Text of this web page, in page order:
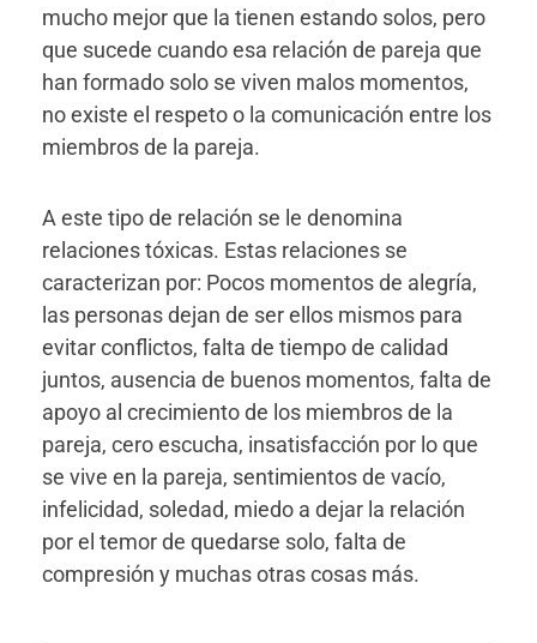
mucho mejor que la tienen estando solos, pero
que sucede cuando esa relación de pareja que
han formado solo se viven malos momentos,
no existe el respeto o la comunicación entre los
miembros de la pareja.
A este tipo de relación se le denomina
relaciones tóxicas. Estas relaciones se
caracterizan por: Pocos momentos de alegría,
las personas dejan de ser ellos mismos para
evitar conflictos, falta de tiempo de calidad
juntos, ausencia de buenos momentos, falta de
apoyo al crecimiento de los miembros de la
pareja, cero escucha, insatisfacción por lo que
se vive en la pareja, sentimientos de vacío,
infelicidad, soledad, miedo a dejar la relación
por el temor de quedarse solo, falta de
compresión y muchas otras cosas más.